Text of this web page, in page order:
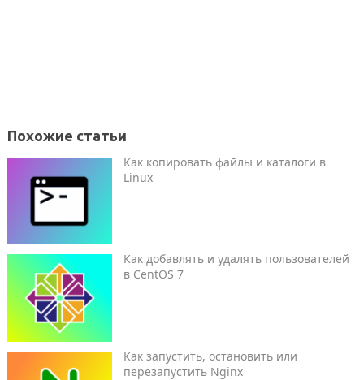
Похожие статьи
Как копировать файлы и каталоги в
Linux
Как добавлять и удалять пользователей
в CentOS 7
Как запустить, остановить или
перезапустить Nginx